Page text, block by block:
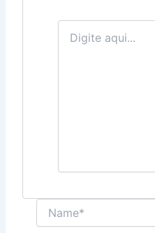
Digite
aqui...
Name*